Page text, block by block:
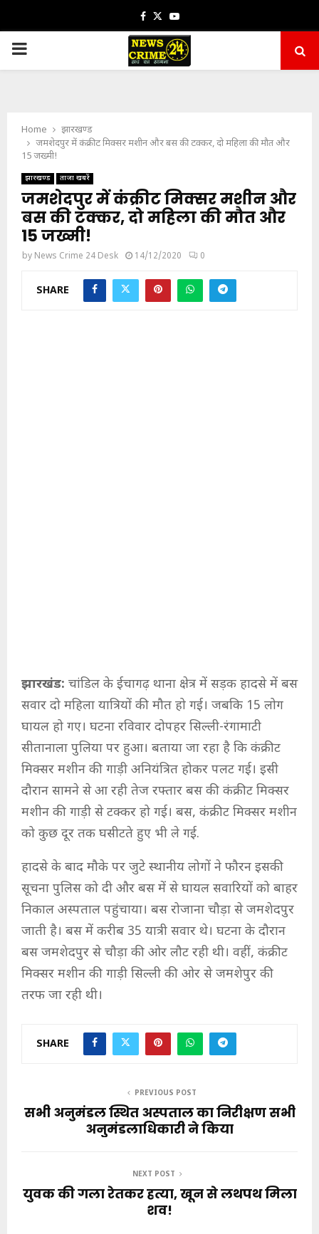
Facebook
TwitterYoutube
PRIMARY
Home
झारखण्ड
जमशेदपुर में कंक्रीट मिक्सर मशीन और बस की टक्कर, दो महिला की मौत और
15 जख्मी!
झारखण्ड ताजा खबरें
जमशेदपुर में कंक्रीट मिक्सर मशीन और
बस की टक्कर, दो महिला की मौत और
15 जख्मी!
by News Crime 24 Desk 14/12/2020 0
SHARE
झारखंड: चांडिल के ईचागढ़ थाना क्षेत्र में सड़क हादसे में बस
सवार दो महिला यात्रियों की मौत हो गई। जबकि 15 लोग
घायल हो गए। घटना रविवार दोपहर सिल्ली-रंगामाटी
सीतानाला पुलिया पर हुआ। बताया जा रहा है कि कंक्रीट
मिक्सर मशीन की गाड़ी अनियंत्रित होकर पलट गई। इसी
दौरान सामने से आ रही तेज रफ्तार बस की कंक्रीट मिक्सर
मशीन की गाड़ी से टक्कर हो गई। बस, कंक्रीट मिक्सर मशीन
को कुछ दूर तक घसीटते हुए भी ले गई.
हादसे के बाद मौके पर जुटे स्थानीय लोगों ने फौरन इसकी
सूचना पुलिस को दी और बस में से घायल सवारियों को बाहर
निकाल अस्पताल पहुंचाया। बस रोजाना चौड़ा से जमशेदपुर
जाती है। बस में करीब 35 यात्री सवार थे। घटना के दौरान
बस जमशेदपुर से चौड़ा की ओर लौट रही थी। वहीं, कंक्रीट
मिक्सर मशीन की गाड़ी सिल्ली की ओर से जमशेपुर की
तरफ जा रही थी।
SHARE
PREVIOUS POST
सभी अनुमंडल स्थित अस्पताल का निरीक्षण सभी
अनुमंडलाधिकारी ने किया
NEXT POST
युवक की गला रेतकर हत्या, खून से लथपथ मिला
शव!